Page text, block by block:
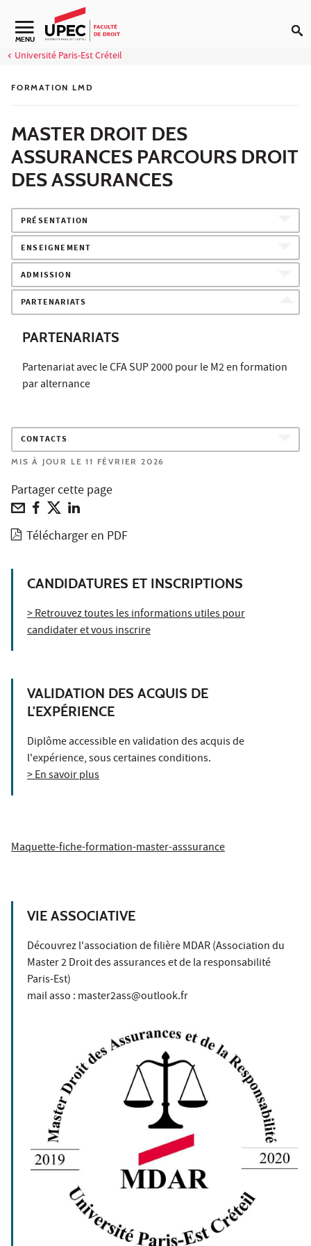
Aller au contenu
Navigation secondaire
MENU
Université Paris-Est Créteil
FORMATION LMD
MASTER DROIT DES
ASSURANCES PARCOURS DROIT
DES ASSURANCES
PRÉSENTATION
ENSEIGNEMENT
ADMISSION
PARTENARIATS
PARTENARIATS
Partenariat avec le CFA SUP 2000 pour le M2 en formation
par alternance
CONTACTS
MIS À JOUR LE 11 FÉVRIER 2026
Partager cette page
Télécharger en PDF
CANDIDATURES ET INSCRIPTIONS
> Retrouvez toutes les informations utiles pour
candidater et vous inscrire
VALIDATION DES ACQUIS DE
L'EXPÉRIENCE
Diplôme accessible en validation des acquis de
l'expérience, sous certaines conditions.
> En savoir plus
Maquette-fiche-formation-master-asssurance
VIE ASSOCIATIVE
Découvrez l'association de filière MDAR (Association du
Master 2 Droit des assurances et de la responsabilité
Paris-Est)
mail asso : master2ass@outlook.fr